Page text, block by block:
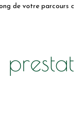
de votre parcours